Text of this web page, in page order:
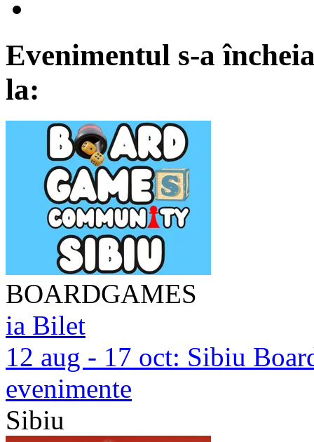
Evenimentul s-a
la:
BOARDGAMES
ia Bilet
12 aug - 17 oct: Sibiu
evenimente
Sibiu